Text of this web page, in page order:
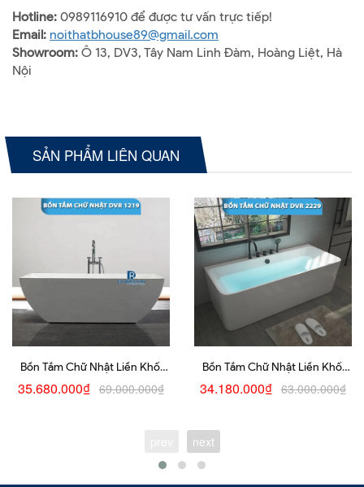
Hotline: 0989116910 để được tư vấn trực tiếp!
Email: noithatbhouse89@gmail.com
Showroom: Ô 13, DV3, Tây Nam Linh Đàm, Hoàng Liệt, Hà
Nội
SẢN PHẨM LIÊN QUAN
Bồn Tắm Chữ Nhật Liền Khối
DRV-1219
35.680.000₫ 69.000.000₫
Bồn Tắm Chữ Nhật Liền Khối
DRV-2229
34.180.000₫ 63.000.000₫
next